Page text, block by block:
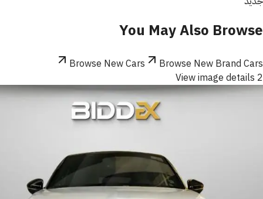
You May Also Browse
Browse New Cars
Browse New Brand Cars
View image details 2